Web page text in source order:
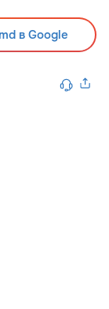
в Google